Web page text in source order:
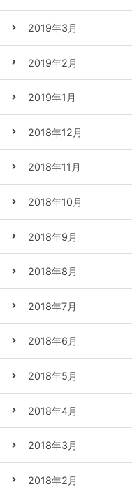
2019年3月
2019年2月
2019年1月
2018年12月
2018年11月
2018年10月
2018年9月
2018年8月
2018年7月
2018年6月
2018年5月
2018年4月
2018年3月
2018年2月